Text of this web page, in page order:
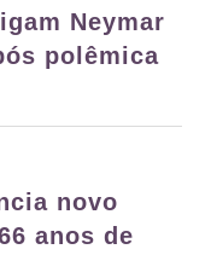
Neymar
polêmica
novo
anos de